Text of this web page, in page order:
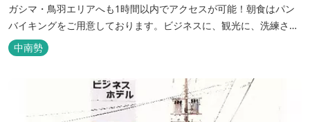
ガシマ・鳥羽エリアへも1時間以内でアクセスが可能！朝食はパン
バイキングをご用意しております。ビジネスに、観光に、洗練され
た空間の中で上質なひとときをお過ごしください。
中南勢